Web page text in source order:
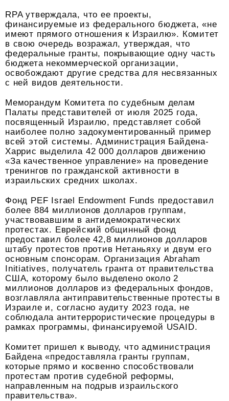
RPA утверждала, что ее проекты,
финансируемые из федерального бюджета, «не
имеют прямого отношения к Израилю». Комитет
в свою очередь возражал, утверждая, что
федеральные гранты, покрывающие одну часть
бюджета некоммерческой организации,
освобождают другие средства для несвязанных
с ней видов деятельности.
Меморандум Комитета по судебным делам
Палаты представителей от июля 2025 года,
посвященный Израилю, представляет собой
наиболее полно задокументированный пример
всей этой системы. Администрация Байдена-
Харрис выделила 42 000 долларов движению
«За качественное управление» на проведение
тренингов по гражданской активности в
израильских средних школах.
Фонд PEF Israel Endowment Funds предоставил
более 884 миллионов долларов группам,
участвовавшим в антидемократических
протестах. Еврейский общинный фонд
предоставил более 42,8 миллионов долларов
штабу протестов против Нетаньяху и двум его
основным спонсорам. Организация Abraham
Initiatives, получатель гранта от правительства
США, которому было выделено около 2
миллионов долларов из федеральных фондов,
возглавляла антиправительственные протесты в
Израиле и, согласно аудиту 2023 года, не
соблюдала антитеррористические процедуры в
рамках программы, финансируемой USAID.
Комитет пришел к выводу, что администрация
Байдена «предоставляла гранты группам,
которые прямо и косвенно способствовали
протестам против судебной реформы,
направленным на подрыв израильского
правительства».